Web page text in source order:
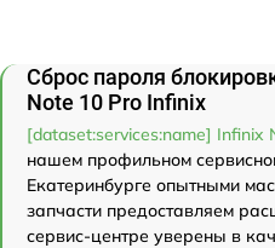
Сброс пароля
Note 10 Pro Infinix
[dataset:services:name] Infinix
нашем профильном
Екатеринбурге опытными
запчасти предоставляем
сервис-центре уверены в